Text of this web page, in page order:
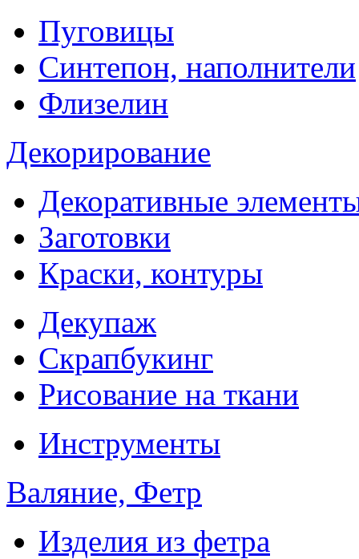
Пуговицы
Синтепон, наполнители
Флизелин
Декорирование
Декоративные
Заготовки
Краски, контуры
Декупаж
Скрапбукинг
Рисование на ткани
Инструменты
Валяние, Фетр
Изделия из фетра